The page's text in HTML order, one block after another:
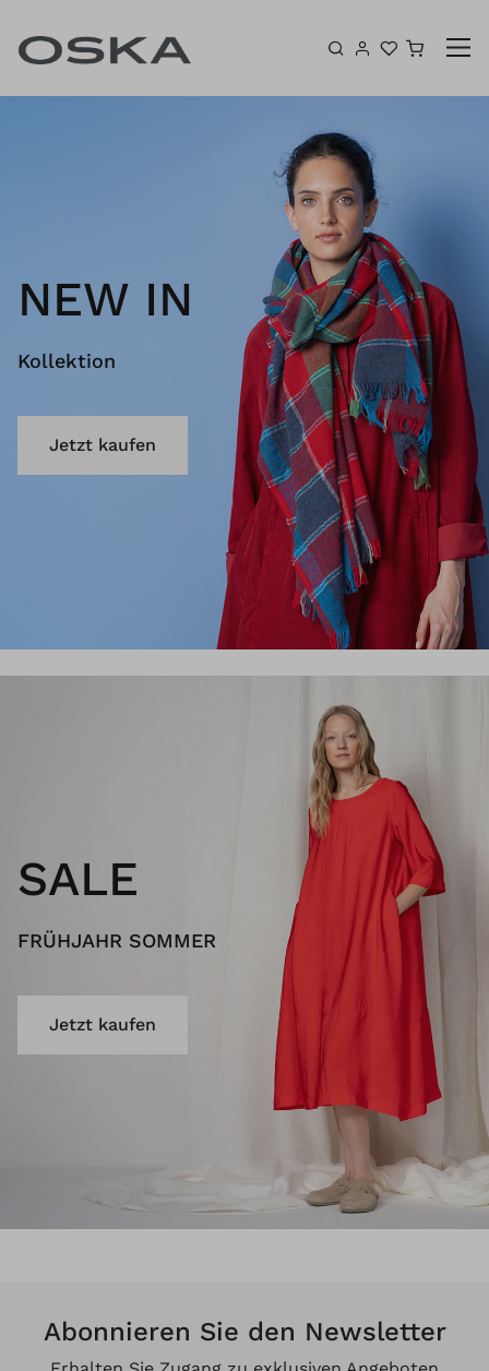
NEW IN
Kollektion
Jetzt kaufen
SALE
FRÜHJAHR SOMMER
Jetzt kaufen
Abonnieren Sie den Newsletter